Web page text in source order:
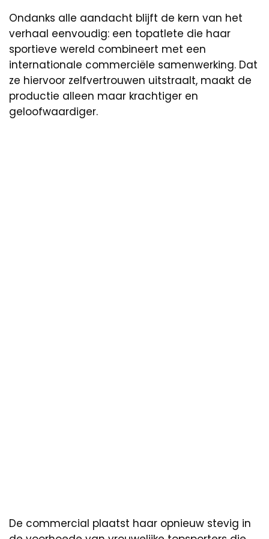
Ondanks alle aandacht blijft de kern van het
verhaal eenvoudig: een topatlete die haar
sportieve wereld combineert met een
internationale commerciële samenwerking. Dat
ze hiervoor zelfvertrouwen uitstraalt, maakt de
productie alleen maar krachtiger en
geloofwaardiger.
De commercial plaatst haar opnieuw stevig in